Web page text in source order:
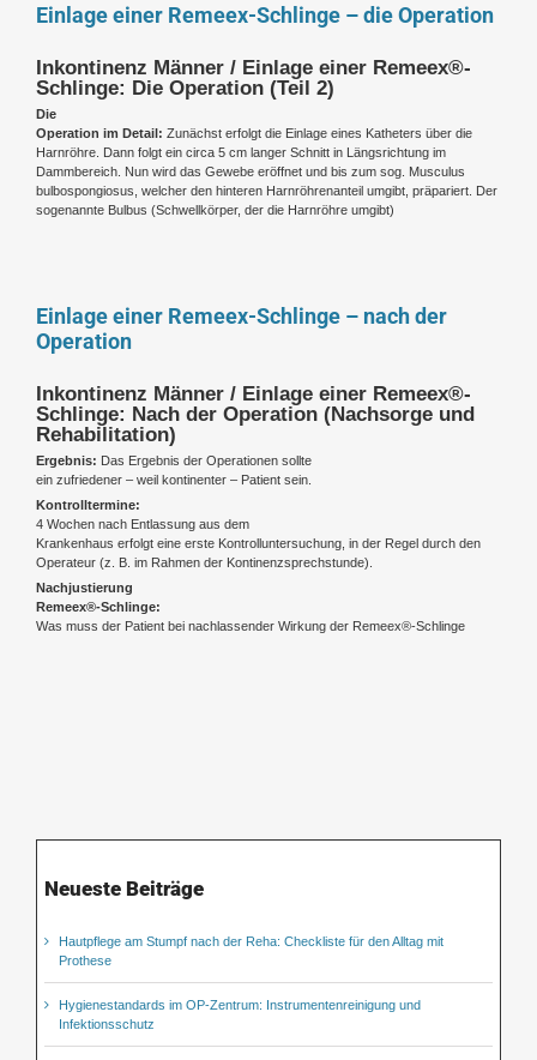
Einlage einer Remeex-Schlinge – die Operation
Inkontinenz Männer / Einlage einer Remeex®-
Schlinge: Die Operation (Teil 2)
Die
Operation im Detail: Zunächst erfolgt die Einlage eines Katheters über die
Harnröhre. Dann folgt ein circa 5 cm langer Schnitt in Längsrichtung im
Dammbereich. Nun wird das Gewebe eröffnet und bis zum sog. Musculus
bulbospongiosus, welcher den hinteren Harnröhrenanteil umgibt, präpariert. Der
sogenannte Bulbus (Schwellkörper, der die Harnröhre umgibt)
Einlage einer Remeex-Schlinge – nach der
Operation
Inkontinenz Männer / Einlage einer Remeex®-
Schlinge: Nach der Operation (Nachsorge und
Rehabilitation)
Ergebnis: Das Ergebnis der Operationen sollte
ein zufriedener – weil kontinenter – Patient sein.
Kontrolltermine:
4 Wochen nach Entlassung aus dem
Krankenhaus erfolgt eine erste Kontrolluntersuchung, in der Regel durch den
Operateur (z. B. im Rahmen der Kontinenzsprechstunde).
Nachjustierung
Remeex®-Schlinge:
Was muss der Patient bei nachlassender Wirkung der Remeex®-Schlinge
Neueste Beiträge
Hautpflege am Stumpf nach der Reha: Checkliste für den Alltag mit
Prothese
Hygienestandards im OP-Zentrum: Instrumentenreinigung und
Infektionsschutz